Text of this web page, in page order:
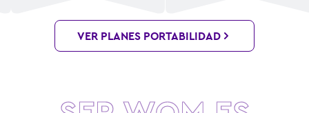
VER PLANES PORTABILIDAD